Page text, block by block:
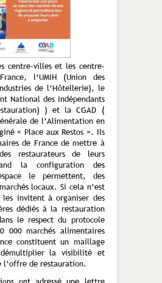
centre-villes et les centre-
l’UMIH (Union des
de l’Hôtellerie), le
National des Indépendants
) et la CGAD (
de l’Alimentation en
« Place aux Restos ». Ils
de France de mettre à
restaurateurs de leurs
la configuration des
le permettent, des
locaux. Si cela n’est
les invitent à organiser des
dédiés à la restauration
le respect du protocole
000 marchés alimentaires
constituent un maillage
la visibilité et
l’offre de restauration.